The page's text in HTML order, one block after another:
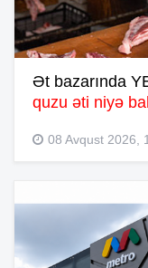
Ət bazarında
quzu əti niyə
08 Avqust 2026,